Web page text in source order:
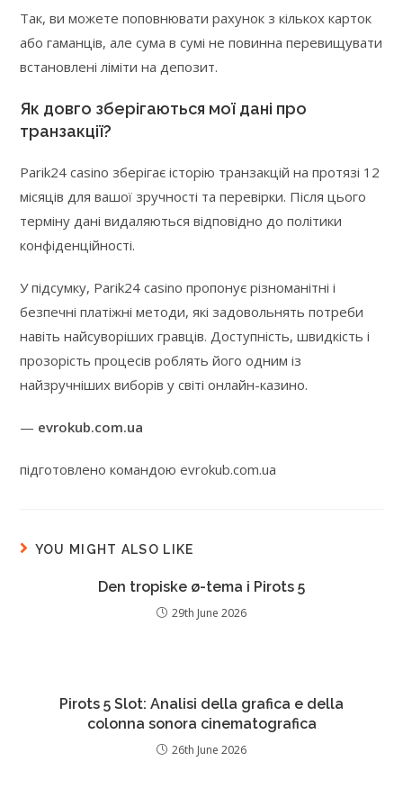
Так, ви можете поповнювати рахунок з кількох карток
або гаманців, але сума в сумі не повинна перевищувати
встановлені ліміти на депозит.
Як довго зберігаються мої дані про
транзакції?
Parik24 casino зберігає історію транзакцій на протязі 12
місяців для вашої зручності та перевірки. Після цього
терміну дані видаляються відповідно до політики
конфіденційності.
У підсумку, Parik24 casino пропонує різноманітні і
безпечні платіжні методи, які задовольнять потреби
навіть найсуворіших гравців. Доступність, швидкість і
прозорість процесів роблять його одним із
найзручніших виборів у світі онлайн-казино.
— evrokub.com.ua
підготовлено командою evrokub.com.ua
YOU MIGHT ALSO LIKE
Den tropiske ø-tema i Pirots 5
29th June 2026
Pirots 5 Slot: Analisi della grafica e della
colonna sonora cinematografica
26th June 2026